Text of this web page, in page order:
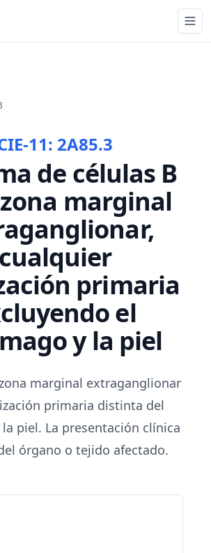
11: 2A85.3
de células B
marginal
cualquier
primaria
el
y la piel
marginal extraganglionar
primaria distinta del
piel. La presentación clínica
órgano o tejido afectado.